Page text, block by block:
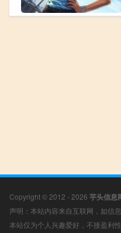
Copyright © 2012 - 2026 芋头信息
声明：本站内容来自互联网，如信
本站仅为个人兴趣爱好，不接盈利